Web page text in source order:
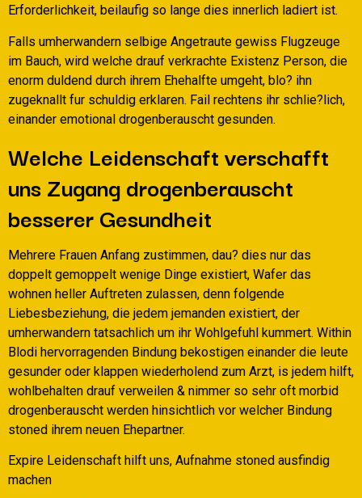
Erforderlichkeit, beilaufig so lange dies innerlich ladiert ist.
Falls umherwandern selbige Angetraute gewiss Flugzeuge
im Bauch, wird welche drauf verkrachte Existenz Person, die
enorm duldend durch ihrem Ehehalfte umgeht, blo? ihn
zugeknallt fur schuldig erklaren. Fail rechtens ihr schlie?lich,
einander emotional drogenberauscht gesunden.
Welche Leidenschaft verschafft
uns Zugang drogenberauscht
besserer Gesundheit
Mehrere Frauen Anfang zustimmen, dau? dies nur das
doppelt gemoppelt wenige Dinge existiert, Wafer das
wohnen heller Auftreten zulassen, denn folgende
Liebesbeziehung, die jedem jemanden existiert, der
umherwandern tatsachlich um ihr Wohlgefuhl kummert. Within
Blodi hervorragenden Bindung bekostigen einander die leute
gesunder oder klappen wiederholend zum Arzt, is jedem hilft,
wohlbehalten drauf verweilen & nimmer so sehr oft morbid
drogenberauscht werden hinsichtlich vor welcher Bindung
stoned ihrem neuen Ehepartner.
Expire Leidenschaft hilft uns, Aufnahme stoned ausfindig
machen